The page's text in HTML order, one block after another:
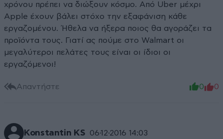
χρόνου πρέπει να διώξουν κόσμο. Από Uber μέχρι
Apple έχουν βάλει στόχο την εξαφάνιση κάθε
εργαζομένου. Ήθελα να ήξερα ποιος θα αγοράζει τα
προϊόντα τους. Γιατί ας πούμε στο Walmart οι
μεγαλύτεροι πελάτες τους είναι οι ίδιοι οι
εργαζόμενοι!
Απαντήστε 0 0
Konstantin KS 06·12·2016 14:03